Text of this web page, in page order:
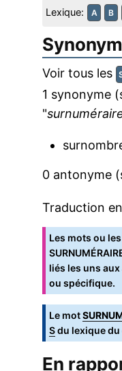
Lexique: A B
Voir tous les
1 synonyme
"
0 antonyme
Traduction
Les mots ou
liés les uns
ou spécifique.
Le mot
Sdu lexique
En